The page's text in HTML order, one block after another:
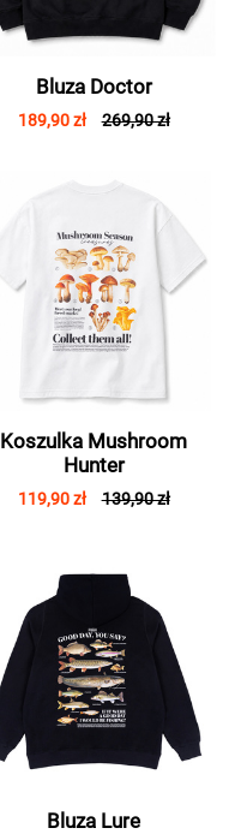
Bluza Doctor
189,90 zł 269,90 zł
Koszulka Mushroom
Hunter
119,90 zł 139,90 zł
Bluza Lure